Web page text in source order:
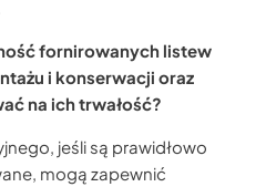
fornirowanych listew
i konserwacji oraz
na ich trwałość?
jeśli są prawidłowo
mogą zapewnić